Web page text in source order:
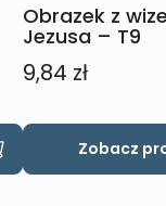
Obrazek z
Jezusa – T9
9,84 zł
Zobacz